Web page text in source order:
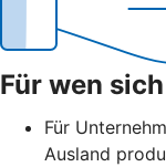
Für wen
Für
Ausland